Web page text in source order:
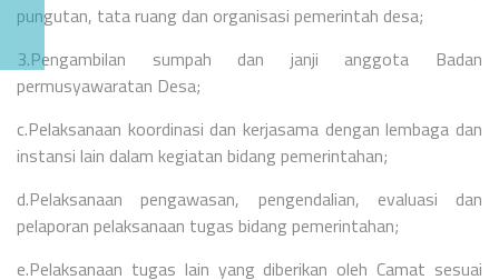
pungutan, tata ruang dan organisasi pemerintah desa;
3.Pengambilan sumpah dan janji anggota Badan
permusyawaratan Desa;
c.Pelaksanaan koordinasi dan kerjasama dengan lembaga dan
instansi lain dalam kegiatan bidang pemerintahan;
d.Pelaksanaan pengawasan, pengendalian, evaluasi dan
pelaporan pelaksanaan tugas bidang pemerintahan;
e.Pelaksanaan tugas lain yang diberikan oleh Camat sesuai